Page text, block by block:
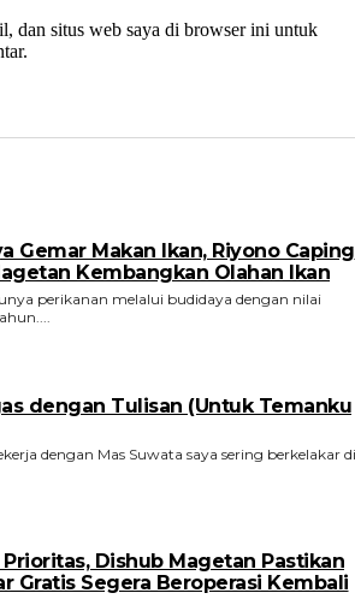
dan situs web saya di browser ini untuk
Gemar Makan Ikan, Riyono Caping
Kembangkan Olahan Ikan
perikanan melalui budidaya dengan nilai
dengan Tulisan (Untuk Temanku
dengan Mas Suwata saya sering berkelakar di
Dishub Magetan Pastikan
Gratis Segera Beroperasi Kembali